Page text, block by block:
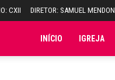
CXII DIRETOR: SAMUEL
INÍCIO IGREJA